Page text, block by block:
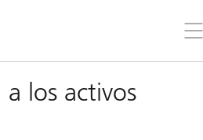
el
los activos